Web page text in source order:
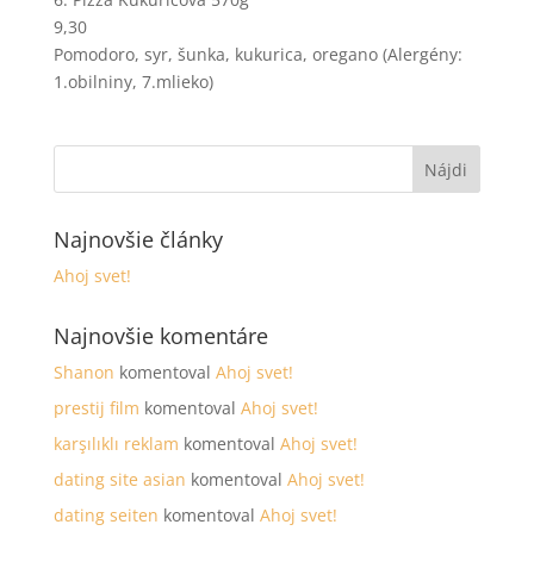
9,30
Pomodoro, syr, šunka, kukurica, oregano (Alergény:
1.obilniny, 7.mlieko)
Najnovšie články
Ahoj svet!
Najnovšie komentáre
Shanon komentoval Ahoj svet!
prestij film komentoval Ahoj svet!
karşılıklı reklam komentoval Ahoj svet!
dating site asian komentoval Ahoj svet!
dating seiten komentoval Ahoj svet!